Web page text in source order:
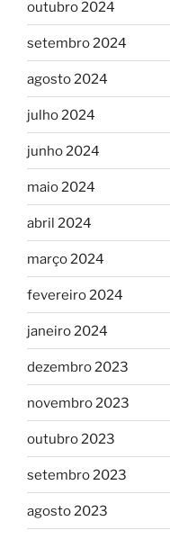
outubro 2024
setembro 2024
agosto 2024
julho 2024
junho 2024
maio 2024
abril 2024
março 2024
fevereiro 2024
janeiro 2024
dezembro 2023
novembro 2023
outubro 2023
setembro 2023
agosto 2023